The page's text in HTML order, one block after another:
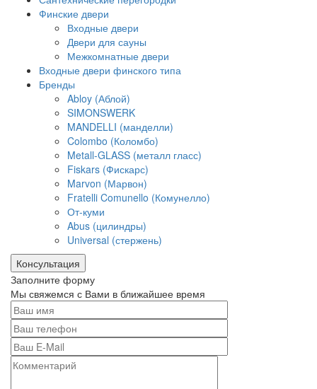
Финские двери
Входные двери
Двери для сауны
Межкомнатные двери
Входные двери финского типа
Бренды
Abloy (Аблой)
SIMONSWERK
MANDELLI (манделли)
Colombo (Коломбо)
Metall-GLASS (металл гласс)
Fiskars (Фискарс)
Marvon (Марвон)
Fratelli Comunello (Комунелло)
От-куми
Abus (цилиндры)
Universal (стержень)
Консультация
Заполните форму
Мы свяжемся с Вами в ближайшее время